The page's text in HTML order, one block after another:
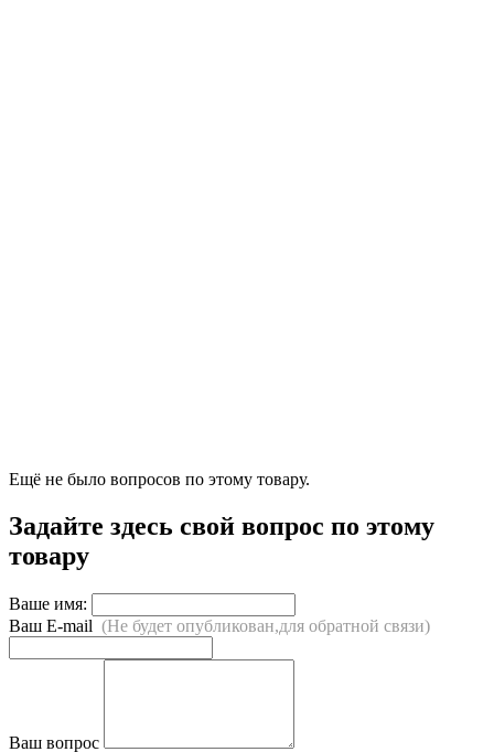
Ещё не было вопросов по этому товару.
Задайте здесь свой вопрос по этому
товару
Ваше имя:
Ваш E-mail (Не будет опубликован,для обратной связи)
Ваш вопрос